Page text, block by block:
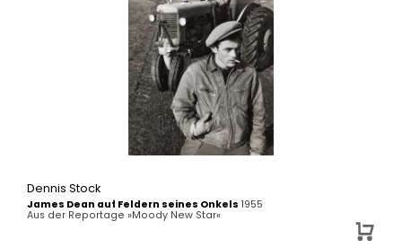
Dennis Stock
James Dean auf Feldern seines Onkels 1955
Aus der Reportage »Moody New Star«